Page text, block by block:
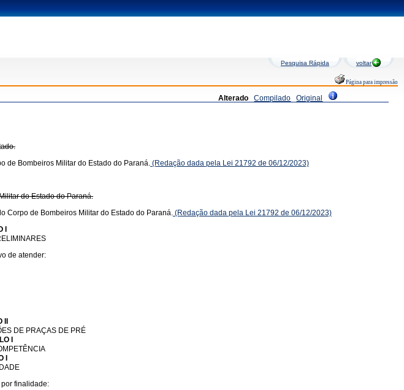
Pesquisa Rápida voltar
Página para impressão
Alterado Compilado Original
de Bombeiros Militar do Estado do Paraná. (Redação dada pela Lei 21792 de 06/12/2023)
do Estado do Paraná.
Corpo de Bombeiros Militar do Estado do Paraná. (Redação dada pela Lei 21792 de 06/12/2023)
I
de atender:
DE PRAÇAS DE PRÉ
I
I
finalidade: